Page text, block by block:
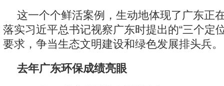
这一个个鲜活案例，生动地体现了广东正
落实习近平总书记视察广东时提出的“三个定
要求，争当生态文明建设和绿色发展排头兵。
去年广东环保成绩亮眼